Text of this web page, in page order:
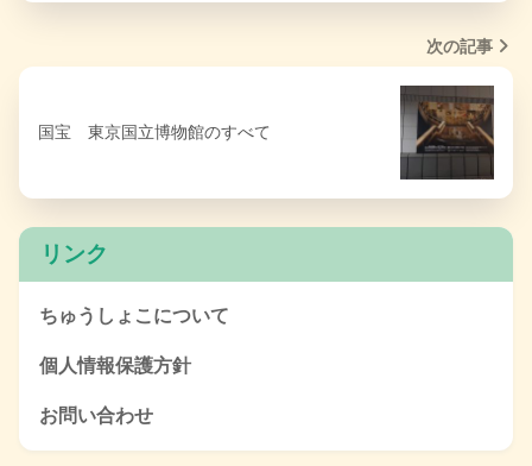
次の記事
国宝 東京国立博物館のすべて
リンク
ちゅうしょこについて
個人情報保護方針
お問い合わせ